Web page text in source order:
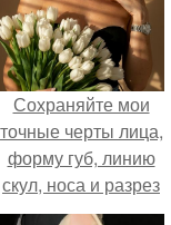
Сохраняйте мои
точные черты лица,
форму губ, линию
скул, носа и разрез
глаз.